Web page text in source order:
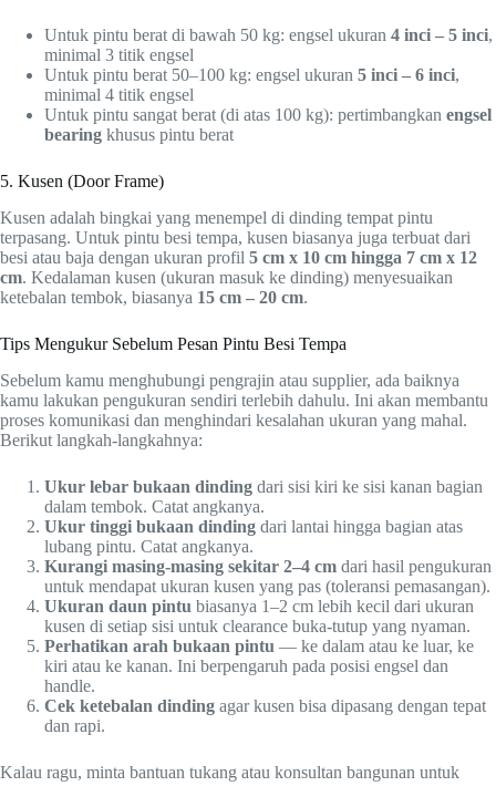
Untuk pintu berat di bawah 50 kg: engsel ukuran 4 inci – 5 inci,
minimal 3 titik engsel
Untuk pintu berat 50–100 kg: engsel ukuran 5 inci – 6 inci,
minimal 4 titik engsel
Untuk pintu sangat berat (di atas 100 kg): pertimbangkan engsel
bearing khusus pintu berat
5. Kusen (Door Frame)
Kusen adalah bingkai yang menempel di dinding tempat pintu
terpasang. Untuk pintu besi tempa, kusen biasanya juga terbuat dari
besi atau baja dengan ukuran profil 5 cm x 10 cm hingga 7 cm x 12
cm. Kedalaman kusen (ukuran masuk ke dinding) menyesuaikan
ketebalan tembok, biasanya 15 cm – 20 cm.
Tips Mengukur Sebelum Pesan Pintu Besi Tempa
Sebelum kamu menghubungi pengrajin atau supplier, ada baiknya
kamu lakukan pengukuran sendiri terlebih dahulu. Ini akan membantu
proses komunikasi dan menghindari kesalahan ukuran yang mahal.
Berikut langkah-langkahnya:
Ukur lebar bukaan dinding dari sisi kiri ke sisi kanan bagian
dalam tembok. Catat angkanya.
Ukur tinggi bukaan dinding dari lantai hingga bagian atas
lubang pintu. Catat angkanya.
Kurangi masing-masing sekitar 2–4 cm dari hasil pengukuran
untuk mendapat ukuran kusen yang pas (toleransi pemasangan).
Ukuran daun pintu biasanya 1–2 cm lebih kecil dari ukuran
kusen di setiap sisi untuk clearance buka-tutup yang nyaman.
Perhatikan arah bukaan pintu — ke dalam atau ke luar, ke
kiri atau ke kanan. Ini berpengaruh pada posisi engsel dan
handle.
Cek ketebalan dinding agar kusen bisa dipasang dengan tepat
dan rapi.
Kalau ragu, minta bantuan tukang atau konsultan bangunan untuk